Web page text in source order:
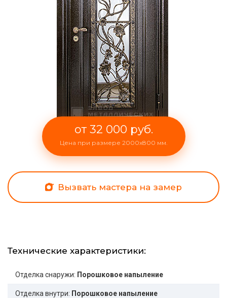
от 32 000 руб.
Цена при размере 2000x800 мм.
Вызвать мастера на замер
Технические характеристики:
Отделка снаружи: Порошковое напыление
Отделка внутри: Порошковое напыление